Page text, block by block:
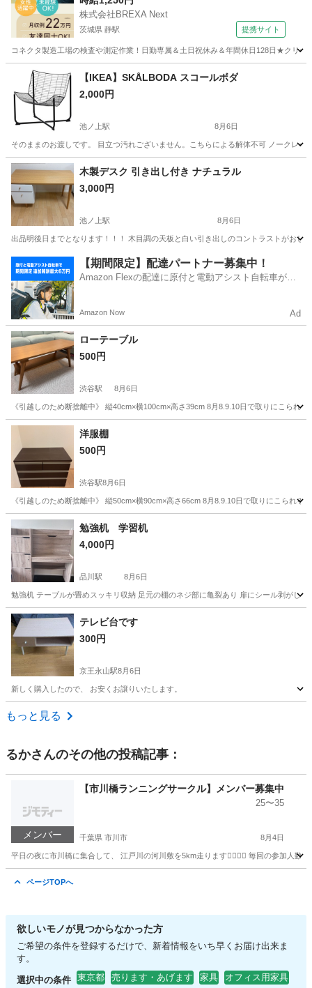
株式会社BREXA Next
茨城県 静駅 提携サイト
コネクタ製造工場の検査や測定作業！日勤専属＆土日祝休み＆年間休日128日★クリ
茨城 常陸大宮市 静駅 その他
【IKEA】SKÅLBODA スコールボダ
2,000円
池ノ上駅 8月6日
そのままのお渡しです。 目立つ汚れございません。こちらによる解体不可 ノークレ
東京 世田谷区 池ノ上駅 椅子 IKEA
木製デスク 引き出し付き ナチュラル
3,000円
池ノ上駅 8月6日
出品明後日までとなります！！！ 木目調の天板と白い引き出しのコントラストがお
池ノ上駅 テーブル
【期間限定】配達パートナー募集中！
Amazon Flexの配達に原付と電動アシスト自転車が登
Amazon Now Ad
ローテーブル
500円
渋谷駅 8月6日
《引越しのため断捨離中》 縦40cm×横100cm×高さ39cm 8月8.9.10日で取りにこられる
東京 渋谷区 渋谷駅
洋服棚
500円
渋谷駅8月6日
《引越しのため断捨離中》 縦50cm×横90cm×高さ66cm 8月8.9.10日で取りにこられる方
東京 渋谷区 渋谷駅 収納家具
勉強机 学習机
4,000円
品川駅 8月6日
勉強机 テーブルが畳めスッキリ収納 足元の棚のネジ部に亀裂あり 扉にシール剥がし
東京 港区 テーブル
テレビ台です
300円
京王永山駅8月6日
新しく購入したので、 お安くお譲りいたします。
東京 多摩市
もっと見る
るかさんのその他の投稿記事：
メンバー
【市川橋ランニングサークル】メンバー募集中
25〜35
千葉県 市川市 8月4日
平日の夜に市川橋に集合して、 江戸川の河川敷を5km走ります🏃🏻‍♀️✨ 毎回の参加人
ページTOPへ
欲しいモノが見つからなかった方
ご希望の条件を登録するだけで、新着情報をいち早くお届け出来ま
す。
選択中の条件 東京都 売ります・あげます 家具
オフィス用家具